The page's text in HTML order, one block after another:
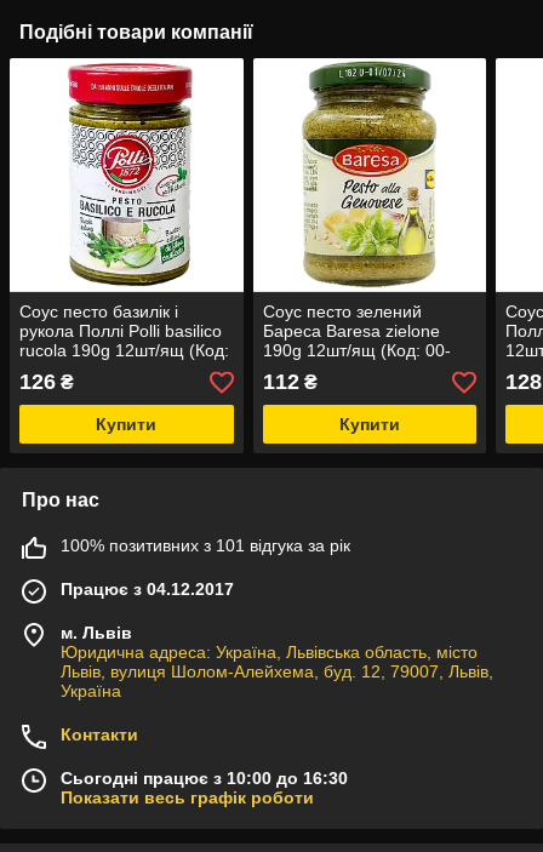
Подібні товари компанії
Соус песто базилік і
рукола Поллі Polli basilico
rucola 190g 12шт/ящ (Код:
00-00021159)
126 ₴
Купити
Соус песто зелений
Бареса Baresa zielone
190g 12шт/ящ (Код: 00-
00004352)
112₴
Купити
128
Про нас
100% позитивних з 101 відгука за рік
Працює з 04.12.2017
м. Львів
Юридична адреса: Україна, Львівська область, місто
Львів, вулиця Шолом-Алейхема, буд. 12, 79007, Львів,
Україна
Контакти
Сьогодні працює з 10:00 до 16:30
Показати весь графік роботи